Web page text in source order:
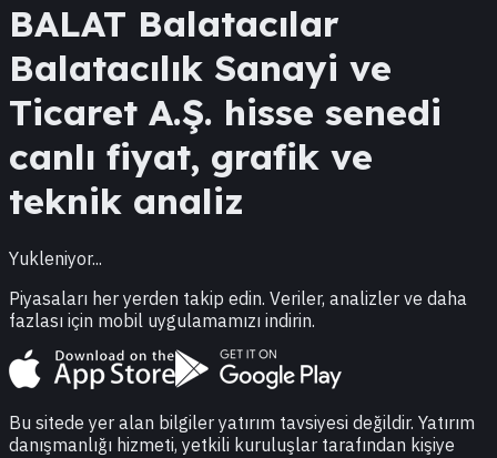
BALAT Balatacılar
Balatacılık Sanayi ve
Ticaret A.Ş. hisse senedi
canlı fiyat, grafik ve
teknik analiz
Yukleniyor...
Piyasaları her yerden takip edin. Veriler, analizler ve daha
fazlası için mobil uygulamamızı indirin.
Bu sitede yer alan bilgiler yatırım tavsiyesi değildir. Yatırım
danışmanlığı hizmeti, yetkili kuruluşlar tarafından kişiye